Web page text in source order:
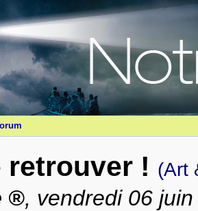
retrouver ! (Art
, vendredi 06